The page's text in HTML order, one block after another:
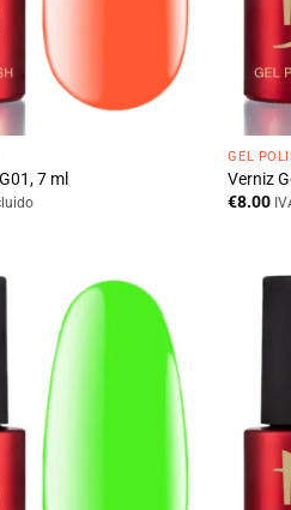
7 ml
GEL
Verniz
€8.00